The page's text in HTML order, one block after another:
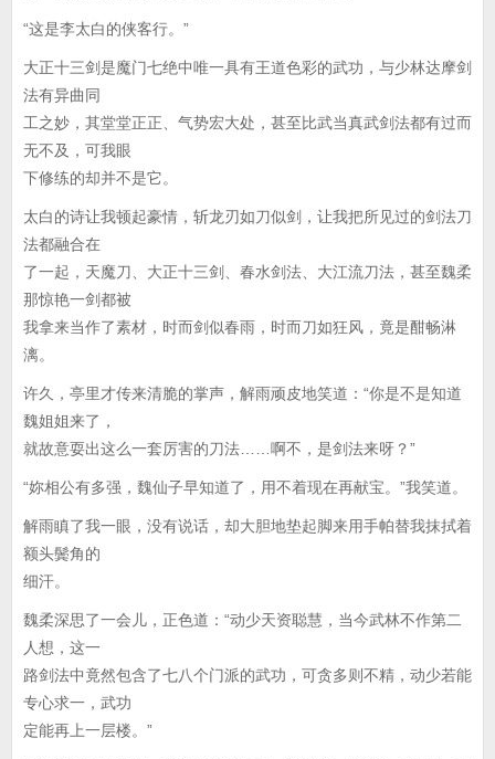
“这是李太白的侠客行。”
大正十三剑是魔门七绝中唯一具有王道色彩的武功，与少林达摩剑
法有异曲同
工之妙，其堂堂正正、气势宏大处，甚至比武当真武剑法都有过而
无不及，可我眼
下修练的却并不是它。
太白的诗让我顿起豪情，斩龙刃如刀似剑，让我把所见过的剑法刀
法都融合在
了一起，天魔刀、大正十三剑、春水剑法、大江流刀法，甚至魏柔
那惊艳一剑都被
我拿来当作了素材，时而剑似春雨，时而刀如狂风，竟是酣畅淋
漓。
许久，亭里才传来清脆的掌声，解雨顽皮地笑道：“你是不是知道
魏姐姐来了，
就故意耍出这么一套厉害的刀法……啊不，是剑法来呀？”
“妳相公有多强，魏仙子早知道了，用不着现在再献宝。”我笑道。
解雨瞋了我一眼，没有说话，却大胆地垫起脚来用手帕替我抹拭着
额头鬓角的
细汗。
魏柔深思了一会儿，正色道：“动少天资聪慧，当今武林不作第二
人想，这一
路剑法中竟然包含了七八个门派的武功，可贪多则不精，动少若能
专心求一，武功
定能再上一层楼。”